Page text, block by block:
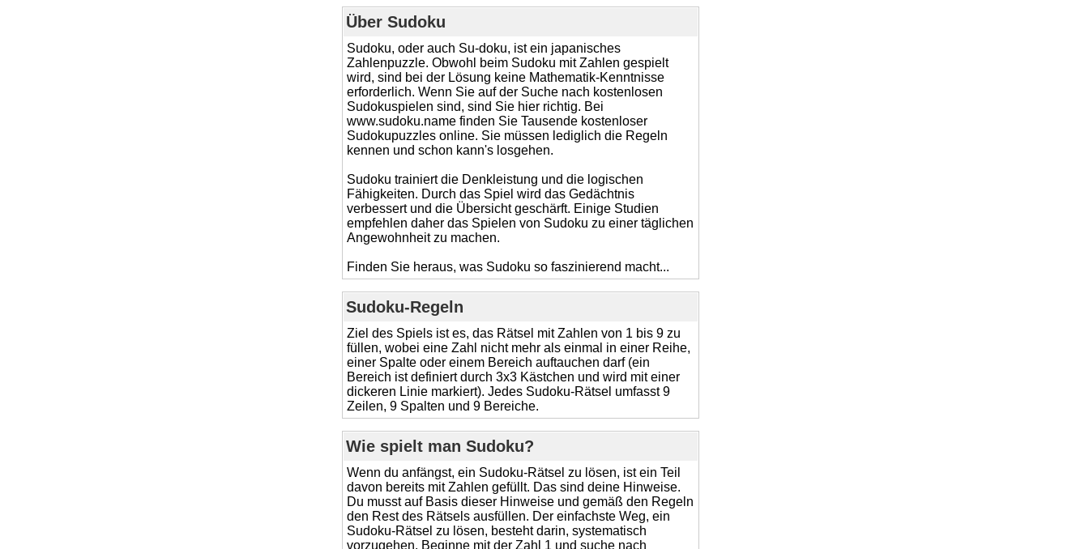
Über Sudoku
Sudoku, oder auch Su-doku, ist ein japanisches
Zahlenpuzzle. Obwohl beim Sudoku mit Zahlen gespielt
wird, sind bei der Lösung keine Mathematik-Kenntnisse
erforderlich. Wenn Sie auf der Suche nach kostenlosen
Sudokuspielen sind, sind Sie hier richtig. Bei
www.sudoku.name finden Sie Tausende kostenloser
Sudokupuzzles online. Sie müssen lediglich die Regeln
kennen und schon kann's losgehen.
Sudoku trainiert die Denkleistung und die logischen
Fähigkeiten. Durch das Spiel wird das Gedächtnis
verbessert und die Übersicht geschärft. Einige Studien
empfehlen daher das Spielen von Sudoku zu einer täglichen
Angewohnheit zu machen.
Finden Sie heraus, was Sudoku so faszinierend macht...
Sudoku-Regeln
Ziel des Spiels ist es, das Rätsel mit Zahlen von 1 bis 9 zu
füllen, wobei eine Zahl nicht mehr als einmal in einer Reihe,
einer Spalte oder einem Bereich auftauchen darf (ein
Bereich ist definiert durch 3x3 Kästchen und wird mit einer
dickeren Linie markiert). Jedes Sudoku-Rätsel umfasst 9
Zeilen, 9 Spalten und 9 Bereiche.
Wie spielt man Sudoku?
Wenn du anfängst, ein Sudoku-Rätsel zu lösen, ist ein Teil
davon bereits mit Zahlen gefüllt. Das sind deine Hinweise.
Du musst auf Basis dieser Hinweise und gemäß den Regeln
den Rest des Rätsels ausfüllen. Der einfachste Weg, ein
Sudoku-Rätsel zu lösen, besteht darin, systematisch
vorzugehen. Beginne mit der Zahl 1 und suche nach